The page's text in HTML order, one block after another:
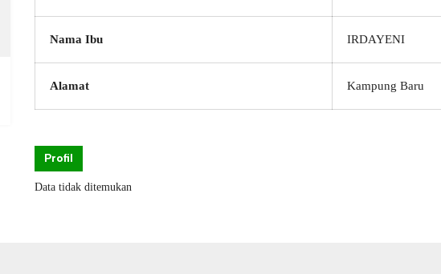
Nama Ibu IRDAYENI
Alamat Kampung Baru
Profil
Data tidak ditemukan